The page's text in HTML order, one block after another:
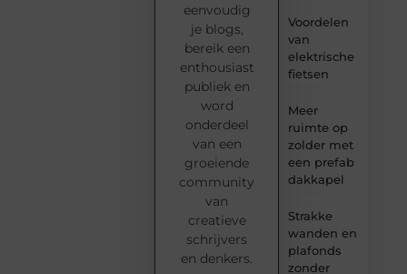
Voordelen
van
elektrische
fietsen
Meer
ruimte op
zolder met
een prefab
dakkapel
Strakke
wanden en
plafonds
zonder
eenvoudig
je blogs,
bereik een
enthousiast
publiek en
word
onderdeel
van een
groeiende
community
van
creatieve
schrijvers
en denkers.